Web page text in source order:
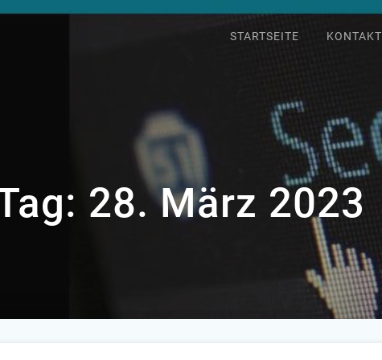
STARTSEITE KONTAKT
28. März 2023